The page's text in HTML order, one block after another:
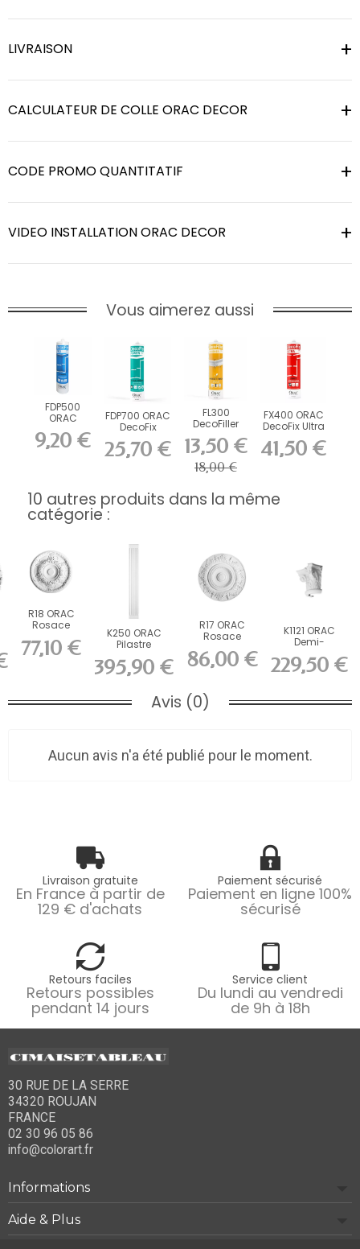
LIVRAISON
CALCULATEUR DE COLLE ORAC DECOR
CODE PROMO QUANTITATIF
VIDEO INSTALLATION ORAC DECOR
Vous aimerez aussi
FDP500
ORAC
DecoFix Pro
310 ml
9,20 €
FDP700 ORAC
DecoFix
Power 290 ml
25,70 €
FL300
DecoFiller
13,50 €
18,00 €
FX400 ORAC
DecoFix Ultra
270 ml
41,50 €
10 autres produits dans la même
catégorie :
R18 ORAC
Rosace
Purotouch
cm
77,10 €
K250 ORAC
Pilastre
Durofoam L27 x
H200 x...
395,90 €
R17 ORAC
Rosace
Purotouch cm
86,00 €
K1121 ORAC
Demi-
chapiteau
Durofoam L36
x...
229,50 €
Avis (0)
Aucun avis n'a été publié pour le moment.
Livraison gratuite
En France à partir de
129 € d'achats
Paiement sécurisé
Paiement en ligne 100%
sécurisé
Retours faciles
Retours possibles
pendant 14 jours
Service client
Du lundi au vendredi
de 9h à 18h
30 RUE DE LA SERRE
34320 ROUJAN
FRANCE
02 30 96 05 86
info@colorart.fr
Informations
Aide & Plus